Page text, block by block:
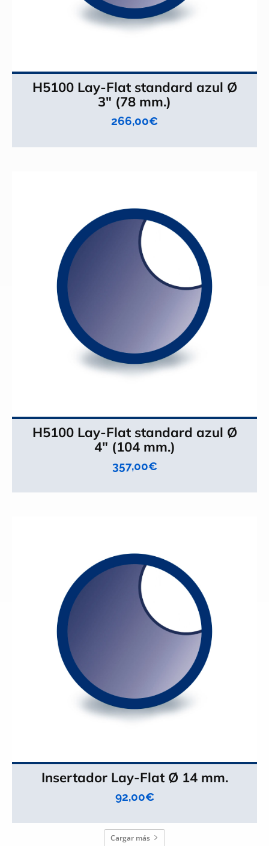
H5100 Lay-Flat standard azul Ø
3" (78 mm.)
266,00€
H5100 Lay-Flat standard azul Ø
4" (104 mm.)
357,00€
Insertador Lay-Flat Ø 14 mm.
92,00€
Cargar más